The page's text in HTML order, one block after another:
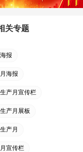
关专题
报
海报
产月宣传栏
产月展板
产月
宣传栏